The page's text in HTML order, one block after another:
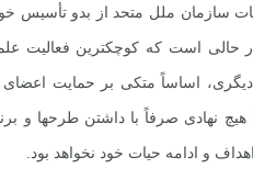
حالی است که کوچکترین فعالیت
اساساً متکی بر حمایت
نهادی صرفاً با داشتن طرحها و
و ادامه حیات خود نخواهد بود.